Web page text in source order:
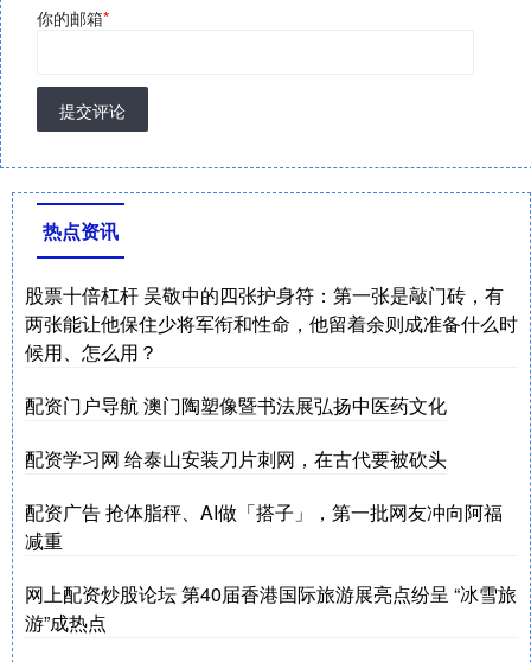
你的邮箱*
提交评论
热点资讯
股票十倍杠杆 吴敬中的四张护身符：第一张是敲门砖，有
两张能让他保住少将军衔和性命，他留着余则成准备什么时
候用、怎么用？
配资门户导航 澳门陶塑像暨书法展弘扬中医药文化
配资学习网 给泰山安装刀片刺网，在古代要被砍头
配资广告 抢体脂秤、AI做「搭子」，第一批网友冲向阿福
减重
网上配资炒股论坛 第40届香港国际旅游展亮点纷呈 “冰雪旅
游”成热点